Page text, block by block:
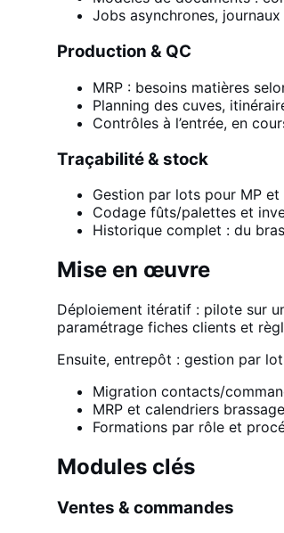
Jobs asynchrones,
Production & QC
MRP : besoins matières
Planning des cuves,
Contrôles à l’entrée, en
Traçabilité & stock
Gestion par lots pour MP et
Codage fûts/palettes et
Historique complet : du
Mise en œuvre
Déploiement itératif : pilote sur
paramétrage fiches clients et
Ensuite, entrepôt : gestion par
Migration contacts/
MRP et calendriers
Formations par rôle et
Modules clés
Ventes & commandes